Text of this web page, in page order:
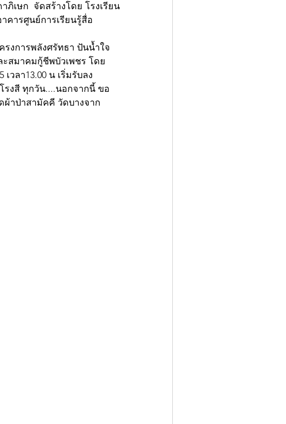
ภิเษก  จัดสร้างโดย โรงเรียน
คารศูนย์การเรียนรู้สื่อ
งการพลังศรัทธา ปันน้ำใจ
สมาคมกู้ชีพบัวเพชร โดย
วลา13.00 น เริ่มรับลง
รงสี ทุกวัน....นอกจากนี้ ขอ
าป่าสามัคคี วัดบางจาก